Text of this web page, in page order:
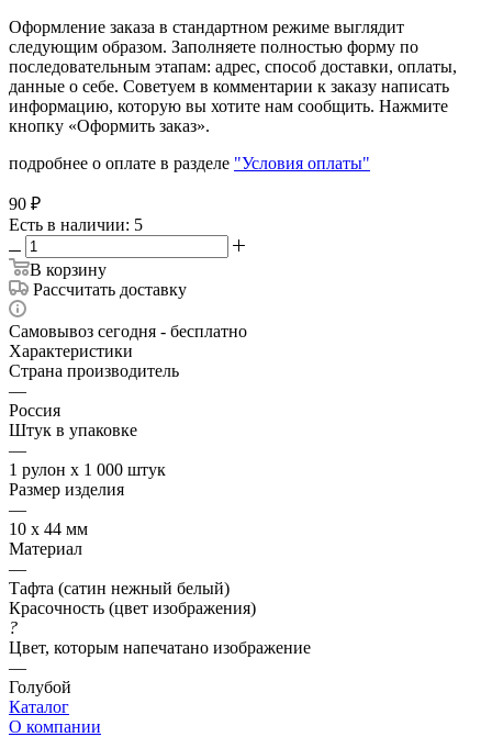
Оформление заказа в стандартном режиме выглядит
следующим образом. Заполняете полностью форму по
последовательным этапам: адрес, способ доставки, оплаты,
данные о себе. Советуем в комментарии к заказу написать
информацию, которую вы хотите нам сообщить. Нажмите
кнопку «Оформить заказ».
подробнее о оплате в разделе "Условия оплаты"
90 ₽
Есть в наличии: 5
В корзину
Рассчитать доставку
Самовывоз сегодня - бесплатно
Характеристики
Страна производитель
—
Россия
Штук в упаковке
—
1 рулон х 1 000 штук
Размер изделия
—
10 х 44 мм
Материал
—
Тафта (сатин нежный белый)
Красочность (цвет изображения)
?
Цвет, которым напечатано изображение
—
Голубой
Каталог
О компании